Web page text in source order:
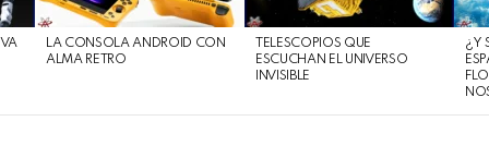
LA CONSOLA ANDROID CON
ALMA RETRO
TELESCOPIOS QUE
ESCUCHAN EL UNIVERSO
INVISIBLE
¿Y